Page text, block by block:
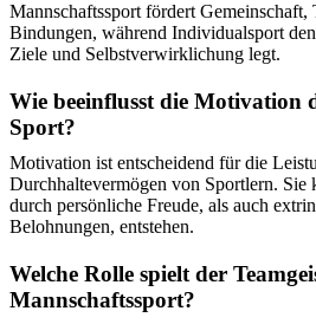
Mannschaftssport fördert Gemeinschaft,
Bindungen, während Individualsport
Ziele und Selbstverwirklichung legt.
Wie beeinflusst die Motivation
Sport?
Motivation ist entscheidend für die
Durchhaltevermögen von Sportlern. Sie
durch persönliche Freude, als auch
Belohnungen, entstehen.
Welche Rolle spielt der
Mannschaftssport?